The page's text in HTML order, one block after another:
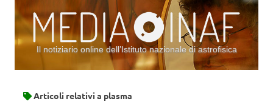
Il notiziario online dell’Istituto nazionale di astrofisica
Articoli relativi a plasma